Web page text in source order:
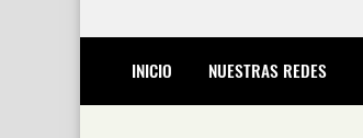
INICIO NUESTRAS REDES